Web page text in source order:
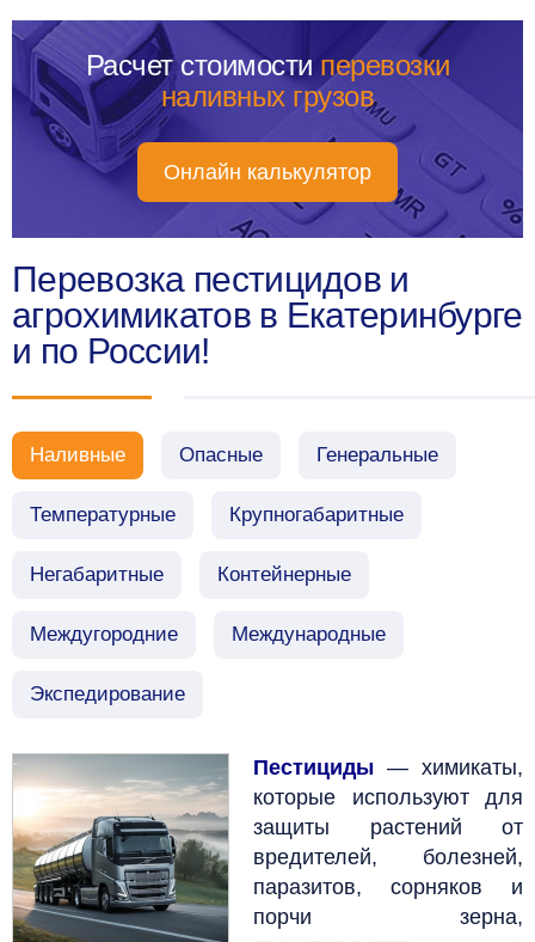
Расчет стоимости перевозки
наливных грузов
Онлайн калькулятор
Перевозка пестицидов и
агрохимикатов в Екатеринбурге
и по России!
Наливные Опасные Генеральные
Температурные Крупногабаритные
Негабаритные Контейнерные
Междугородние Международные
Экспедирование
Пестициды — химикаты,
которые используют для
защиты растений от
вредителей, болезней,
паразитов, сорняков и
порчи зерна,